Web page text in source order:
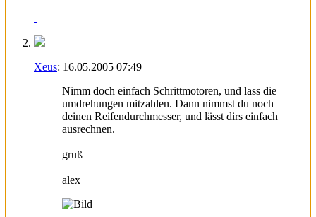
Xeus: 16.05.2005 07:49
Nimm doch einfach Schrittmotoren, und lass die
umdrehungen mitzahlen. Dann nimmst du noch
deinen Reifendurchmesser, und lässt dirs einfach
ausrechnen.
gruß
alex